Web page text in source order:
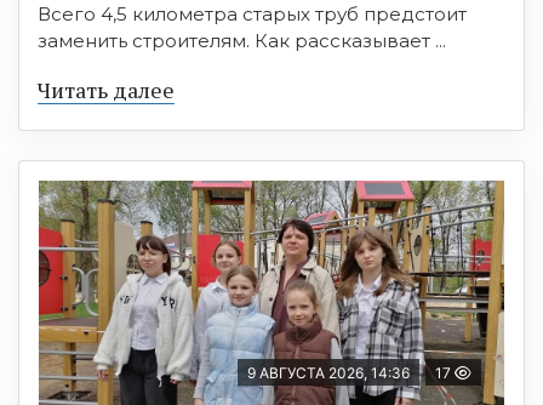
Всего 4,5 километра старых труб предстоит
заменить строителям. Как рассказывает ...
Читать далее
9 АВГУСТА 2026, 14:36 17